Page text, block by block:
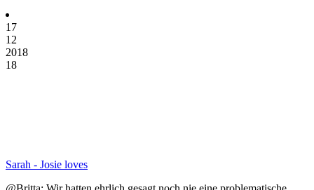
17
12
2018
18
Sarah - Josie loves